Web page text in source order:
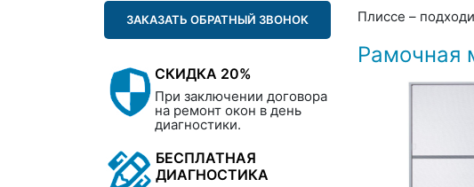
ЗАКАЗАТЬ ОБРАТНЫЙ ЗВОНОК
СКИДКА 20%
При заключении договора
на ремонт окон в день
диагностики.
БЕСПЛАТНАЯ
ДИАГНОСТИКА
Плиссе –
Рамочная